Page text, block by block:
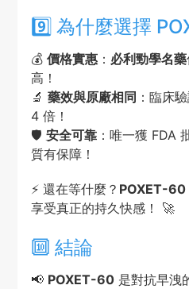
9️⃣ 為什麼選擇
💰 價格實惠： 必利勁學名藥
高！
🔬 藥效與原廠相同 ：臨床
4 倍！
🛡️ 安全可靠：唯一獲 FDA
質有保障！
⚡ 還在等什麼？ POXET-60
享受真正的持久快感！ 🚀
🔟 結論
📢 POXET-60是對抗早洩